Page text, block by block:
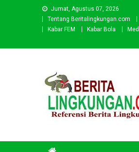
Jumat, Agustus 07, 2026
Tentang Beritalingkungan.com
Kabar FEM
Kabar Bola